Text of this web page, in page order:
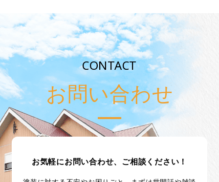
CONTACT
お問い合わせ
お気軽にお問い合わせ、ご相談ください！